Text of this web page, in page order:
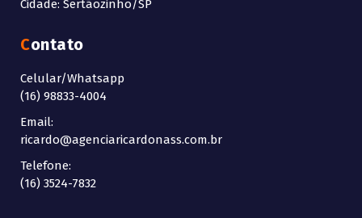
Cidade: Sertãozinho/SP
Contato
Celular/Whatsapp
(16) 98833-4004
Email:
ricardo@agenciaricardonass.com.br
Telefone:
(16) 3524-7832